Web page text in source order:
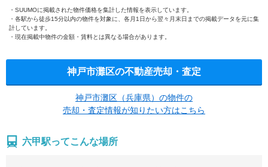
SUUMOに掲載された物件価格を集計した情報を表示しています。
各駅から徒歩15分以内の物件を対象に、各月1日から翌々月末日までの掲載データを元に集
計しています。
現在掲載中物件の金額・賃料とは異なる場合があります。
神戸市灘区の不動産売却・査定
神戸市灘区（兵庫県）の物件の
売却・査定情報が知りたい方はこちら
六甲駅ってこんな場所